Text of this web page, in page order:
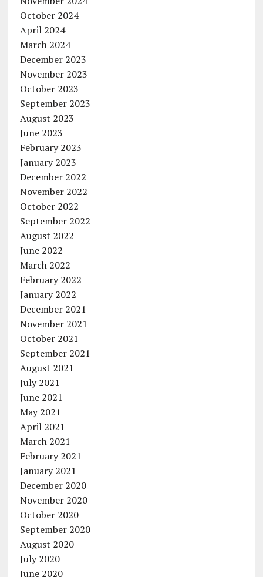
October 2024
April 2024
March 2024
December 2023
November 2023
October 2023
September 2023
August 2023
June 2023
February 2023
January 2023
December 2022
November 2022
October 2022
September 2022
August 2022
June 2022
March 2022
February 2022
January 2022
December 2021
November 2021
October 2021
September 2021
August 2021
July 2021
June 2021
May 2021
April 2021
March 2021
February 2021
January 2021
December 2020
November 2020
October 2020
September 2020
August 2020
July 2020
June 2020